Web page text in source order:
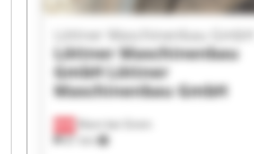
Klam bei Grein
81 km
Löttner Maschinenbau GmbH
Löttner Maschinenbau
GmbHLöttner
Maschinenbau GmbH